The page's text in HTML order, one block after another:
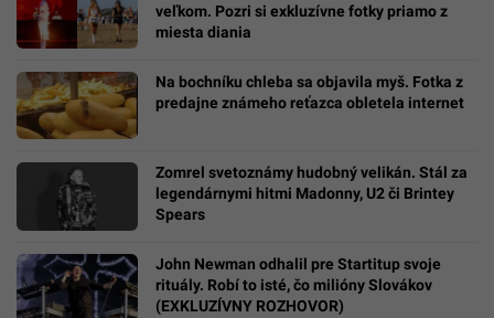
veľkom. Pozri si exkluzívne fotky priamo z
miesta diania
Na bochníku chleba sa objavila myš. Fotka z
predajne známeho reťazca obletela internet
Zomrel svetoznámy hudobný velikán. Stál za
legendárnymi hitmi Madonny, U2 či Brintey
Spears
John Newman odhalil pre Startitup svoje
rituály. Robí to isté, čo milióny Slovákov
(EXKLUZÍVNY ROZHOVOR)